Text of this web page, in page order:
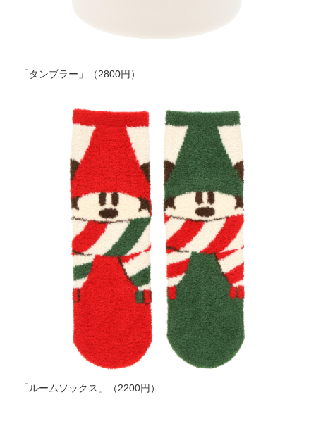
「タンブラー」（2800円）
「ルームソックス」（2200円）